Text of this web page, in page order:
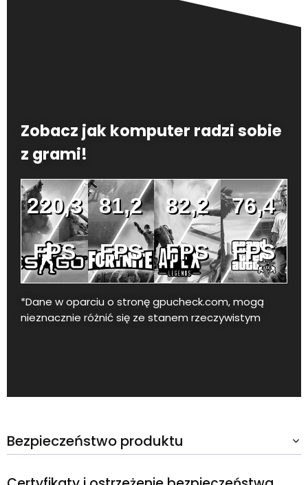
Zobacz jak komputer radzi sobie
z grami!
220,3
FPS
81,2
FPS
82,2
FPS
76,4
FPS
*Dane w oparciu o stronę gpucheck.com, mogą
nieznacznie różnić się ze stanem rzeczywistym
Bezpieczeństwo produktu